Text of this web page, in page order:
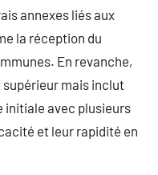
annexes liés aux
la réception du
En revanche,
mais inclut
initiale avec plusieurs
et leur rapidité en